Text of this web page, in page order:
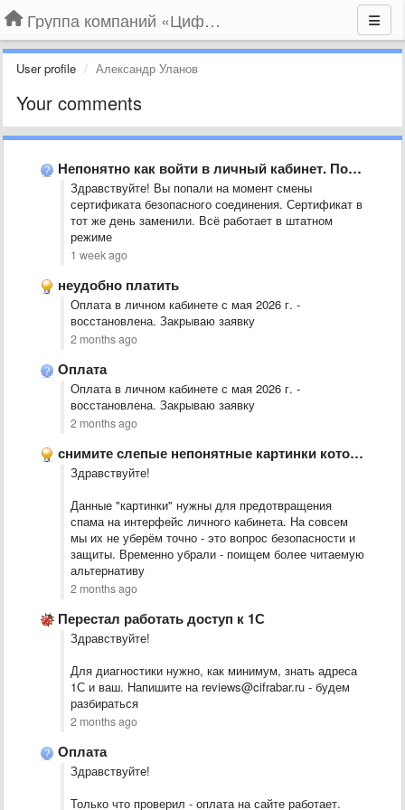
Группа компаний «Цифрабар»
User profile Александр Уланов
Your comments
Непонятно как войти в личный кабинет. Поэтому непонятно сколько денег …
Здравствуйте! Вы попали на момент смены
сертификата безопасного соединения. Сертификат в
тот же день заменили. Всё работает в штатном
режиме
1 week ago
неудобно платить
Оплата в личном кабинете с мая 2026 г. -
восстановлена. Закрываю заявку
2 months ago
Оплата
Оплата в личном кабинете с мая 2026 г. -
восстановлена. Закрываю заявку
2 months ago
снимите слепые непонятные картинки которые вы нагородили для слепых пенсеонеров …
Здравствуйте!
Данные "картинки" нужны для предотвращения
спама на интерфейс личного кабинета. На совсем
мы их не уберём точно - это вопрос безопасности и
защиты. Временно убрали - поищем более читаемую
альтернативу
2 months ago
Перестал работать доступ к 1С
Здравствуйте!
Для диагностики нужно, как минимум, знать адреса
1С и ваш. Напишите на reviews@cifrabar.ru - будем
разбираться
2 months ago
Оплата
Здравствуйте!
Только что проверил - оплата на сайте работает.